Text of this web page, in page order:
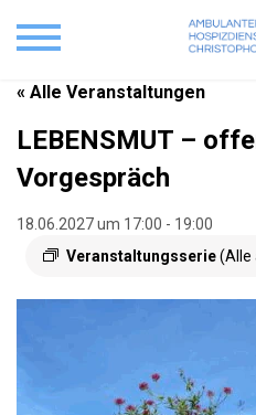
« Alle Veranstaltungen
LEBENSMUT –
Vorgespräch
18.06.2027 um 17:00 - 19:00
Veranstaltungsserie(Alle